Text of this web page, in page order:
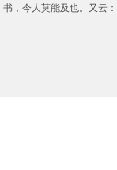
书，今人莫能及也。又云